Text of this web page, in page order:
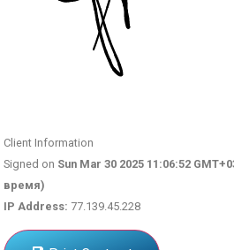
Client Information
Signed on Sun Mar 30 2025 11:06:52
время)
IP Address: 77.139.45.228